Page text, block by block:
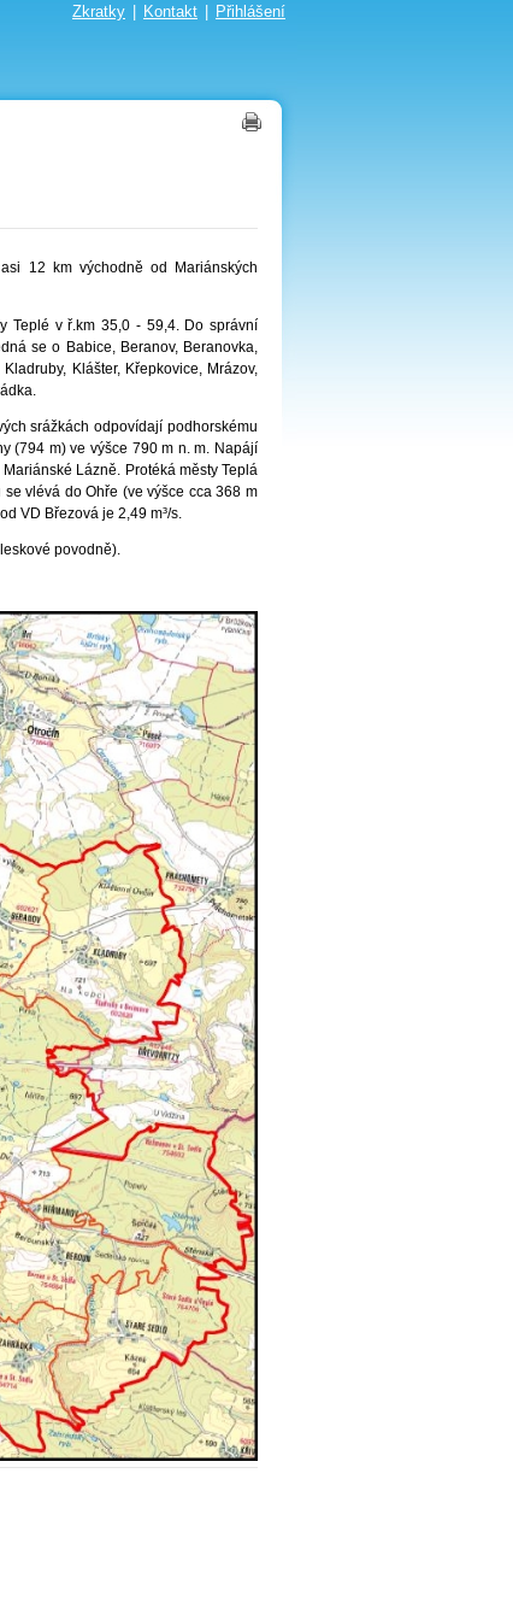
Zkratky Kontakt Přihlášení
12 km východně od Mariánských
Teplé v ř.km 35,0 - 59,4. Do správní
se o Babice, Beranov, Beranovka,
Klášter, Křepkovice, Mrázov,
srážkách odpovídají podhorskému
(794 m) ve výšce 790 m n. m. Napájí
Lázně. Protéká městy Teplá
vlévá do Ohře (ve výšce cca 368 m
VD Březová je 2,49 m³/s.
povodně).